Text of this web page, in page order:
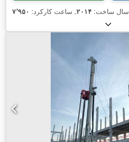
سال ساخت: ۲۰۱۴, ساعت کارکرد: